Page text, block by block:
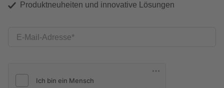
Produktneuheiten und innovative Lösungen
E-Mail-Adresse